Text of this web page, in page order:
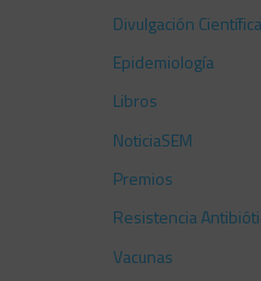
Divulgación Científica
Epidemiología
Libros
NoticiaSEM
Premios
Resistencia
Vacunas